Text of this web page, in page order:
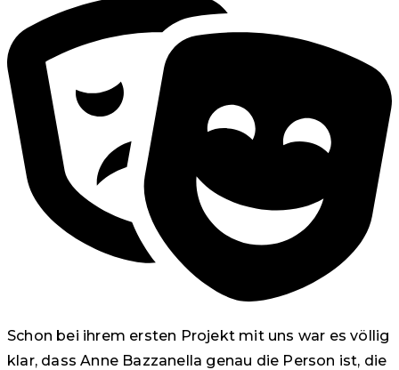
Schon bei ihrem ersten Projekt mit uns war es völlig
klar, dass Anne Bazzanella genau die Person ist, die